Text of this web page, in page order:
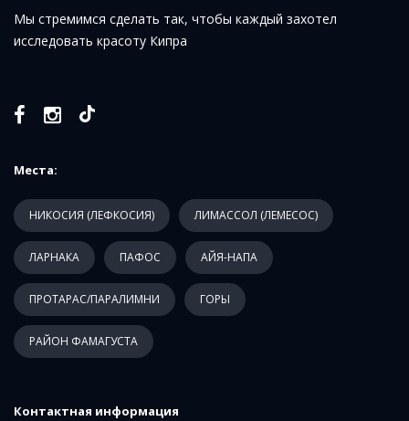
Мы стремимся сделать так, чтобы каждый захотел
исследовать красоту Кипра
Места:
НИКОСИЯ (ЛЕФКОСИЯ) ЛИМАССОЛ (ЛЕМЕСОС)
ЛАРНАКА ПАФОС АЙЯ-НАПА
ПРОТАРАС/ПАРАЛИМНИ ГОРЫ
РАЙОН ФАМАГУСТА
Контактная информация